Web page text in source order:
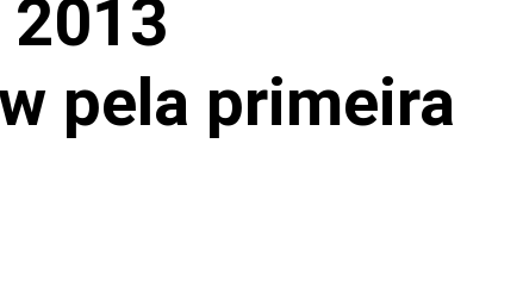
pela primeira